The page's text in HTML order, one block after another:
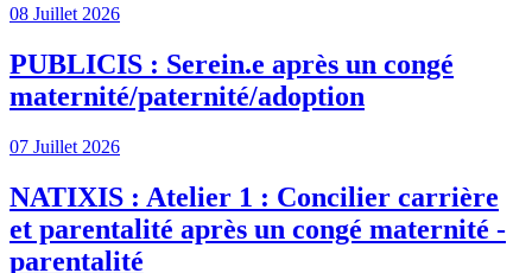
08 Juillet 2026
PUBLICIS : Serein.e après un congé
maternité/paternité/adoption
07 Juillet 2026
NATIXIS : Atelier 1 : Concilier carrière
et parentalité après un congé maternité -
parentalité